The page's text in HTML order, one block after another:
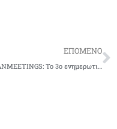
ΕΠΟΜΕΝΟ